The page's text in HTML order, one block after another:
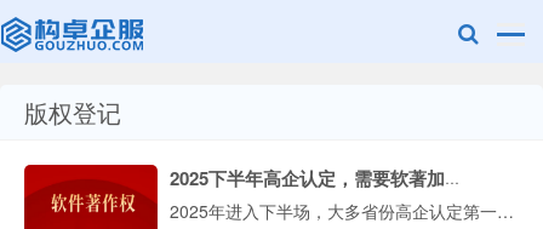
版权登记
2025下半年高企认定，需要软著加分的看过来！
2025年进入下半场，大多省份高企认定第一批申报已经截止，进入第二批或第三批申报阶段！要申报高企认定的企业，建议提前准备好材料。高企认定对企业的自主知···